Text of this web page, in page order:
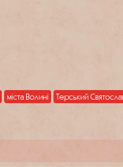
міста Волині Терський